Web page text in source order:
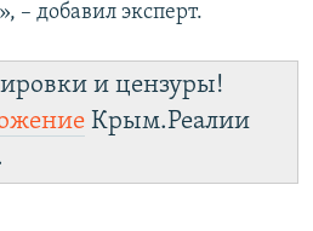
– добавил эксперт.
и цензуры!
Крым.Реалии